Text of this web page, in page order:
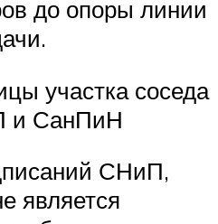
до опоры линии
участка соседа
и СанПиН
СНиП,
является